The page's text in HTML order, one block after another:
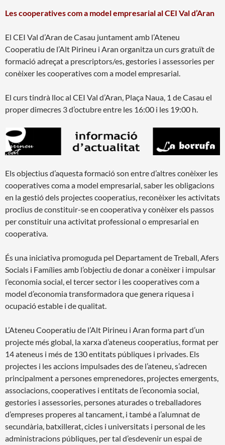
Les cooperatives com a model empresarial al CEI Val d’Aran
El CEI Val d’Aran de Casau juntament amb l’Ateneu
Cooperatiu de l’Alt Pirineu i Aran organitza un curs gratuït de
formació adreçat a prescriptors/es, gestories i assessories per
conèixer les cooperatives com a model empresarial.
El curs tindrà lloc al CEI Val d’Aran, Plaça Naua, 1 de Casau el
proper dimecres 3 d’octubre entre les 16:00 i les 19:00 h.
Els objectius d’aquesta formació son entre d’altres conèixer les
cooperatives coma a model empresarial, saber les obligacions
en la gestió dels projectes cooperatius, reconèixer les activitats
proclius de constituir-se en cooperativa y conèixer els passos
per constituir una activitat professional o empresarial en
cooperativa.
És una iniciativa promoguda pel Departament de Treball, Afers
Socials i Famílies amb l’objectiu de donar a conèixer i impulsar
l’economia social, el tercer sector i les cooperatives com a
model d’economia transformadora que genera riquesa i
ocupació estable i de qualitat.
L’Ateneu Cooperatiu de l’Alt Pirineu i Aran forma part d’un
projecte més global, la xarxa d’ateneus cooperatius, format per
14 ateneus i més de 130 entitats públiques i privades. Els
projectes i les accions impulsades des de l’ateneu, s’adrecen
principalment a persones emprenedores, projectes emergents,
associacions, cooperatives i entitats de l’economia social,
gestories i assessories, persones aturades o treballadores
d’empreses properes al tancament, i també a l’alumnat de
secundària, batxillerat, cicles i universitats i personal de les
administracions públiques, per tal d’esdevenir un espai de